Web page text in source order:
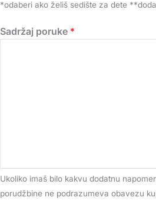
*odaberi ako želiš sedište za dete
Sadržaj poruke *
Ukoliko imaš bilo kakvu dodatnu
porudžbine ne podrazumeva obavezu